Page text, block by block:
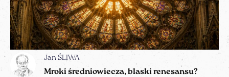
Jan ŚLIWA
Mroki średniowiecza, blaski renesansu?